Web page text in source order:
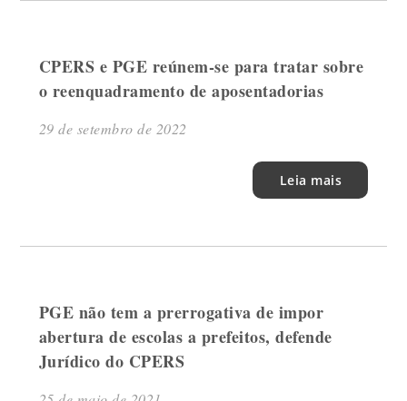
CPERS e PGE reúnem-se para tratar sobre
o reenquadramento de aposentadorias
29 de setembro de 2022
Leia mais
PGE não tem a prerrogativa de impor
abertura de escolas a prefeitos, defende
Jurídico do CPERS